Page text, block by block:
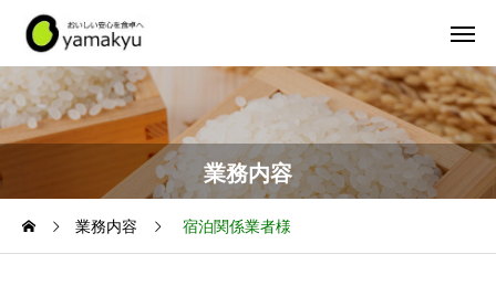
業務内容
業務内容 宿泊関係業者様